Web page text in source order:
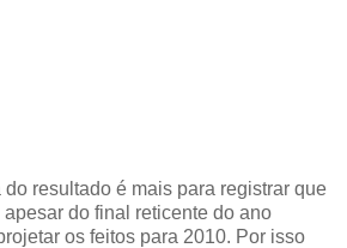
do resultado é mais para registrar que
do final reticente do ano
os feitos para 2010. Por isso